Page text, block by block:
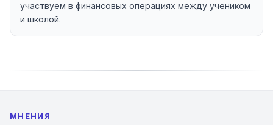
участвуем в финансовых операциях между учеником
и школой.
МНЕНИЯ